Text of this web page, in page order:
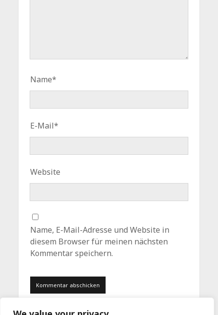
Name*
E-Mail*
Website
Name, E-Mail-Adresse und Website in
diesem Browser für meinen nächsten
Kommentar speichern.